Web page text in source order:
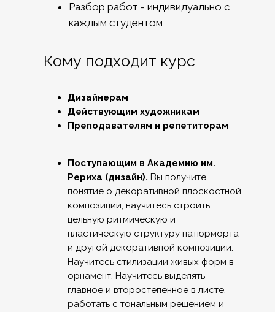
Разбор работ - индивидуально с
каждым студентом
Дизайнерам
Действующим художникам
Преподавателям и репетиторам
Поступающим в Академию им.
Рериха (дизайн). Вы получите
понятие о декоративной плоскостной
композиции, научитесь строить
цельную ритмическую и
пластическую структуру натюрморта
и другой декоративной композиции.
Научитесь стилизации живых форм в
орнамент. Научитесь выделять
главное и второстепенное в листе,
работать с тональным решением и
Кому подходит курс